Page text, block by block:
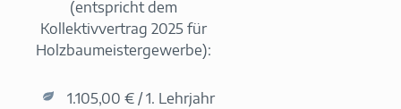
(entspricht dem
Kollektivvertrag 2025 für
Holzbaumeistergewerbe):
1.105,00 € / 1. Lehrjahr